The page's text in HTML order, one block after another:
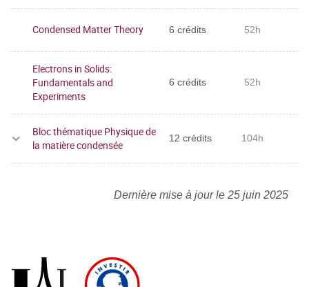
Condensed Matter Theory 6 crédits 52h
Electrons in Solids:
Fundamentals and
Experiments
6 crédits 52h
Bloc thématique Physique de
la matière condensée
12 crédits 104h
Dernière mise à jour le 25 juin 2025